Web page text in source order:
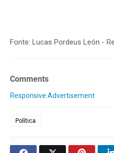
Fonte: Lucas Pordeus León -
Comments
Responsive Advertisement
Política